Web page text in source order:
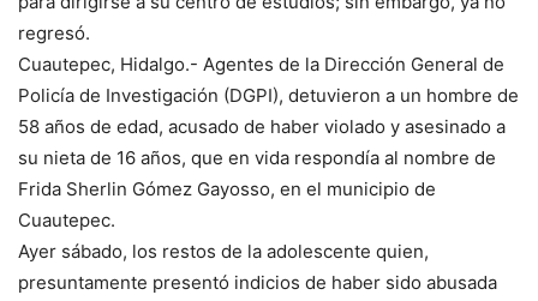
regresó.
Cuautepec, Hidalgo.- Agentes de la Dirección General de
Policía de Investigación (DGPI), detuvieron a un hombre de
58 años de edad, acusado de haber violado y asesinado a
su nieta de 16 años, que en vida respondía al nombre de
Frida Sherlin Gómez Gayosso, en el municipio de
Cuautepec.
Ayer sábado, los restos de la adolescente quien,
presuntamente presentó indicios de haber sido abusada